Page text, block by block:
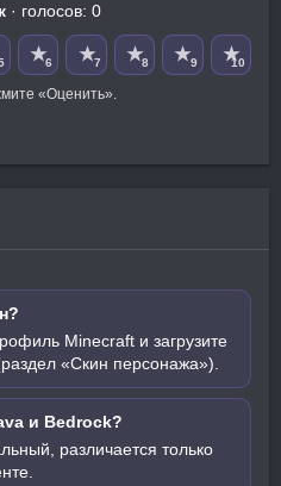
· голосов: 0
★6 ★7 ★8 ★9 ★10
«Оценить».
Minecraft и загрузите
«Скин персонажа»).
и Bedrock?
различается только